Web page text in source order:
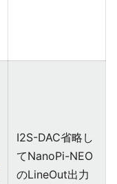
I2S-DAC省略し
てNanoPi-NEO
のLineOut出力